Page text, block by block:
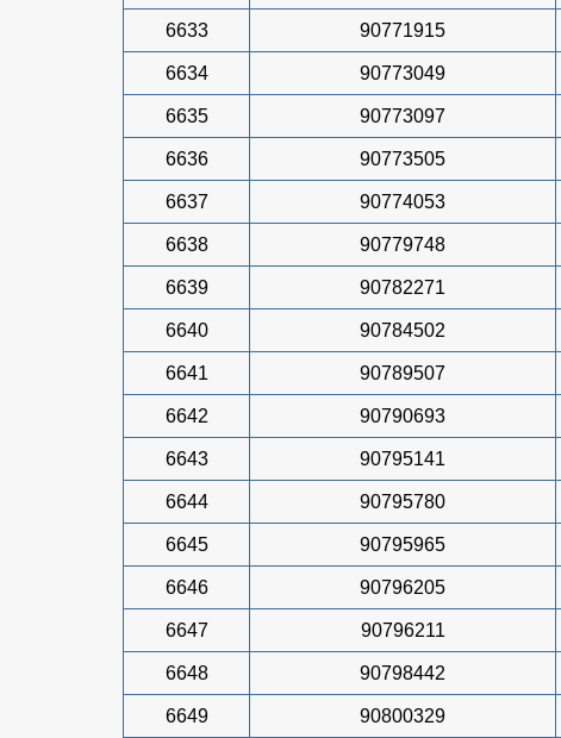
6633 90771915
6634 90773049
6635 90773097
6636 90773505
6637 90774053
6638 90779748
6639 90782271
6640 90784502
6641 90789507
6642 90790693
6643 90795141
6644 90795780
6645 90795965
6646 90796205
6647 90796211
6648 90798442
6649 90800329